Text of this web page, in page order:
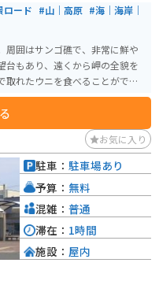
ロード #山｜高原 #海｜海岸｜
周囲はサンゴ礁で、非常に鮮や
台もあり、遠くから岬の全貌を
取れたウニを食べることができ
お気に入り
駐車： 駐車場あり
予算： 無料
混雑： 普通
滞在： 1時間
施設： 屋内